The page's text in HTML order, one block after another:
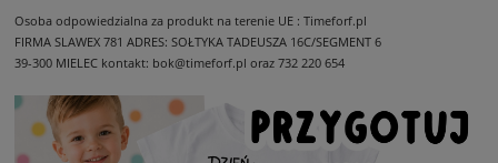
Osoba odpowiedzialna za produkt na terenie UE : Timeforf.pl
FIRMA SLAWEX 781 ADRES: SOŁTYKA TADEUSZA 16C/SEGMENT 6
39-300 MIELEC kontakt: bok@timeforf.pl oraz 732 220 654